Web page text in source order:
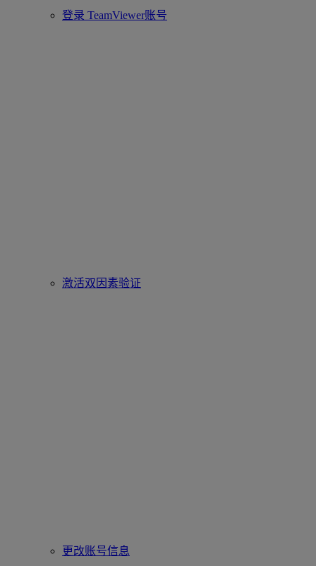
登录 TeamViewer账号
激活双因素验证
更改账号信息